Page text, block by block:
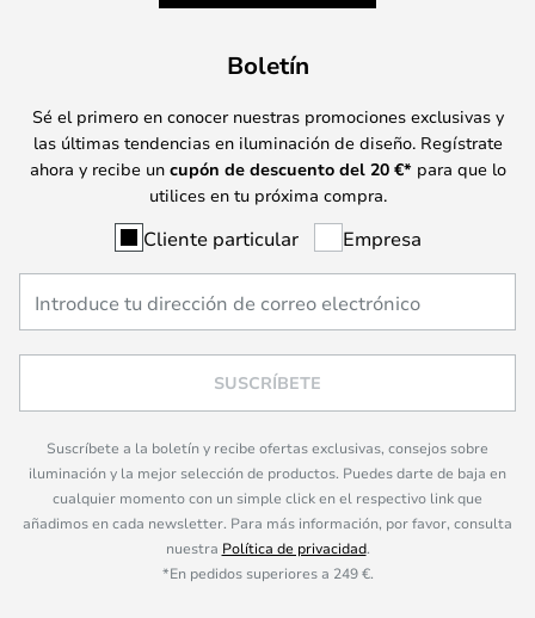
Boletín
Sé el primero en conocer nuestras promociones exclusivas y
las últimas tendencias en iluminación de diseño. Regístrate
ahora y recibe un cupón de descuento del 20 €* para que lo
utilices en tu próxima compra.
Cliente particular Empresa
SUSCRÍBETE
Suscríbete a la boletín y recibe ofertas exclusivas, consejos sobre
iluminación y la mejor selección de productos. Puedes darte de baja en
cualquier momento con un simple click en el respectivo link que
añadimos en cada newsletter. Para más información, por favor, consulta
nuestra Política de privacidad.
*En pedidos superiores a 249 €.